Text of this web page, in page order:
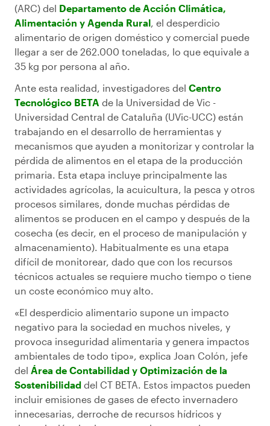
(ARC) del Departamento de Acción Climática,
Alimentación y Agenda Rural, el desperdicio
alimentario de origen doméstico y comercial puede
llegar a ser de 262.000 toneladas, lo que equivale a
35 kg por persona al año.
Ante esta realidad, investigadores del Centro
Tecnológico BETA de la Universidad de Vic -
Universidad Central de Cataluña (UVic-UCC) están
trabajando en el desarrollo de herramientas y
mecanismos que ayuden a monitorizar y controlar la
pérdida de alimentos en el etapa de la producción
primaria. Esta etapa incluye principalmente las
actividades agrícolas, la acuicultura, la pesca y otros
procesos similares, donde muchas pérdidas de
alimentos se producen en el campo y después de la
cosecha (es decir, en el proceso de manipulación y
almacenamiento). Habitualmente es una etapa
difícil de monitorear, dado que con los recursos
técnicos actuales se requiere mucho tiempo o tiene
un coste económico muy alto.
«El desperdicio alimentario supone un impacto
negativo para la sociedad en muchos niveles, y
provoca inseguridad alimentaria y genera impactos
ambientales de todo tipo», explica Joan Colón, jefe
del Área de Contabilidad y Optimización de la
Sostenibilidad del CT BETA. Estos impactos pueden
incluir emisiones de gases de efecto invernadero
innecesarias, derroche de recursos hídricos y